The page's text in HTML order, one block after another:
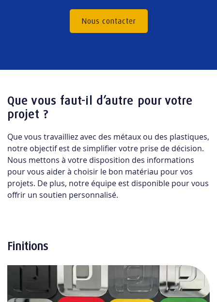
Nous contacter
Que vous faut-il d’autre pour votre
projet ?
Que vous travailliez avec des métaux ou des plastiques,
notre objectif est de simplifier votre prise de décision.
Nous mettons à votre disposition des informations
pour vous aider à choisir le bon matériau pour vos
projets. De plus, notre équipe est disponible pour vous
offrir un soutien personnalisé.
Finitions